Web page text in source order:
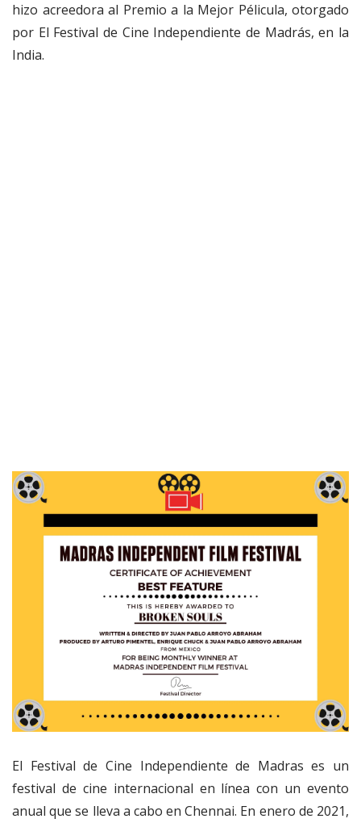
hizo acreedora al Premio a la Mejor Pélicula, otorgado
por El Festival de Cine Independiente de Madrás, en la
India.
El Festival de Cine Independiente de Madras es un
festival de cine internacional en línea con un evento
anual que se lleva a cabo en Chennai. En enero de 2021,